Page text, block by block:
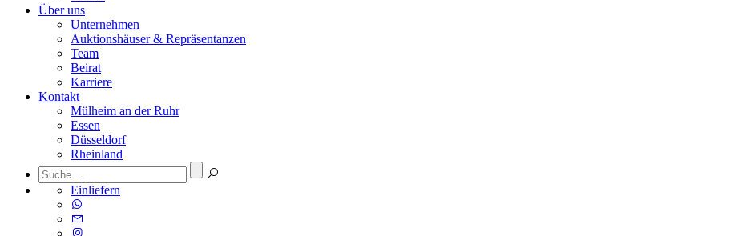
Über uns
Unternehmen
Auktionshäuser & Repräsentanzen
Team
Beirat
Karriere
Kontakt
Mülheim an der Ruhr
Essen
Düsseldorf
Rheinland
Einliefern